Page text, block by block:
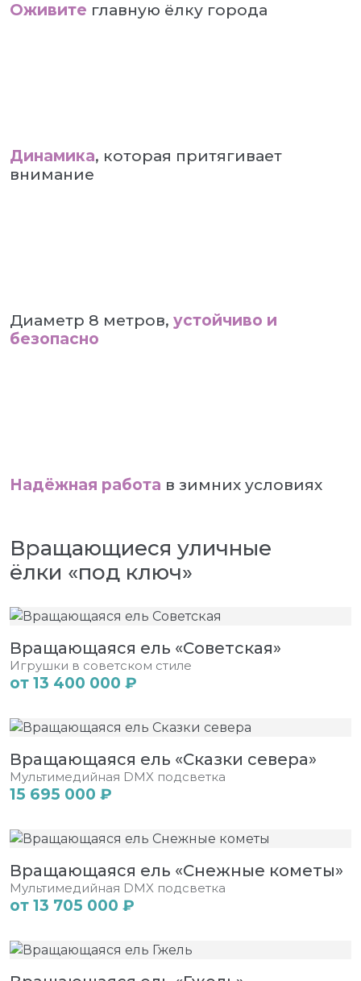
Оживите главную ёлку города
Динамика, которая притягивает
внимание
Диаметр 8 метров, устойчиво и
безопасно
Надёжная работа в зимних условиях
Вращающиеся уличные
ёлки «под ключ»
Вращающаяся ель «Советская»
Игрушки в советском стиле
от 13 400 000 ₽
Вращающаяся ель «Сказки севера»
Мультимедийная DMX подсветка
15 695 000 ₽
Вращающаяся ель «Снежные кометы»
Мультимедийная DMX подсветка
от 13 705 000 ₽